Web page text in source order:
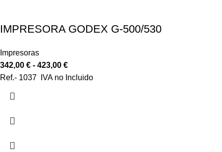
IMPRESORA GODEX G-500/530
Impresoras
342,00 € - 423,00 €
Ref.- 1037 IVA no Incluido